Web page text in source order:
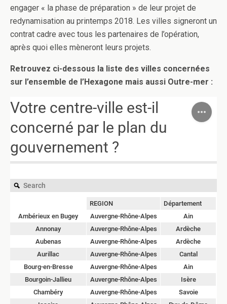
engager « la phase de préparation » de leur projet de
redynamisation au printemps 2018. Les villes signeront un
contrat cadre avec tous les partenaires de l’opération,
après quoi elles mèneront leurs projets.
Retrouvez ci-dessous la liste des villes concernées
sur l’ensemble de l’Hexagone mais aussi Outre-mer :